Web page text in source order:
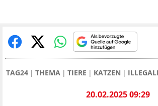
TAG24 THEMA TIERE KATZEN
20.02.2025 09:29